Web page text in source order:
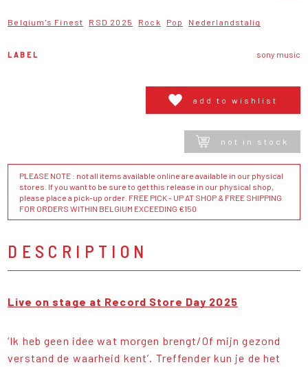
Belgium's Finest RSD 2025 Rock Pop Nederlandstalig
LABEL sony music
add to wishlist
not in stock
PLEASE NOTE : not all items available online are available in our physical
stores. If you want to be sure to get this release in our physical shop,
please place a pick-up order. FREE PICK - UP AT SHOP & FREE SHIPPING
FOR ORDERS WITHIN BELGIUM EXCEEDING €150
DESCRIPTION
Live on stage at Record Store Day 2025
‘Ik heb geen idee wat morgen brengt/Of mijn gezond
verstand de waarheid kent’. Treffender kun je de het